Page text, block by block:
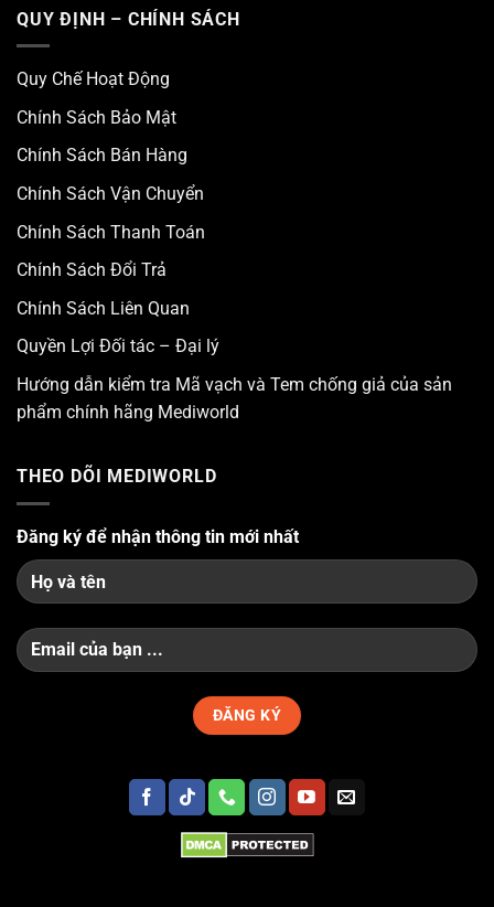
QUY ĐỊNH – CHÍNH SÁCH
Quy Chế Hoạt Động
Chính Sách Bảo Mật
Chính Sách Bán Hàng
Chính Sách Vận Chuyển
Chính Sách Thanh Toán
Chính Sách Đổi Trả
Chính Sách Liên Quan
Quyền Lợi Đối tác – Đại lý
Hướng dẫn kiểm tra Mã vạch và Tem chống giả của sản
phẩm chính hãng Mediworld
THEO DÕI MEDIWORLD
Đăng ký để nhận thông tin mới nhất